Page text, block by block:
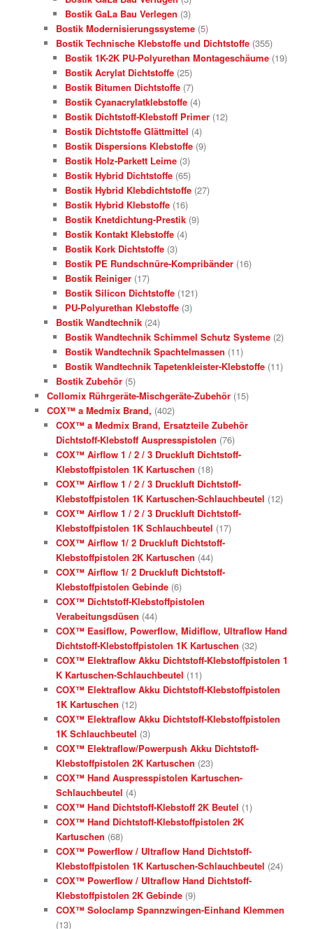
Bostik GaLa Bau Verlegen (3)
Bostik Modernisierungssysteme (5)
Bostik Technische Klebstoffe und Dichtstoffe (355)
Bostik 1K-2K PU-Polyurethan Montageschäume (19)
Bostik Acrylat Dichtstoffe (25)
Bostik Bitumen Dichtstoffe (7)
Bostik Cyanacrylatklebstoffe (4)
Bostik Dichtstoff-Klebstoff Primer (12)
Bostik Dichtstoffe Glättmittel (4)
Bostik Dispersions Klebstoffe (9)
Bostik Holz-Parkett Leime (3)
Bostik Hybrid Dichtstoffe (65)
Bostik Hybrid Klebdichtstoffe (27)
Bostik Hybrid Klebstoffe (16)
Bostik Knetdichtung-Prestik (9)
Bostik Kontakt Klebstoffe (4)
Bostik Kork Dichtstoffe (3)
Bostik PE Rundschnüre-Kompribänder (16)
Bostik Reiniger (17)
Bostik Silicon Dichtstoffe (121)
PU-Polyurethan Klebstoffe (3)
Bostik Wandtechnik (24)
Bostik Wandtechnik Schimmel Schutz Systeme (2)
Bostik Wandtechnik Spachtelmassen (11)
Bostik Wandtechnik Tapetenkleister-Klebstoffe (11)
Bostik Zubehör (5)
Collomix Rührgeräte-Mischgeräte-Zubehör (15)
COX™ a Medmix Brand, (402)
COX™ a Medmix Brand, Ersatzteile Zubehör
Dichtstoff-Klebstoff Auspresspistolen (76)
COX™ Airflow 1 / 2 / 3 Druckluft Dichtstoff-
Klebstoffpistolen 1K Kartuschen (18)
COX™ Airflow 1 / 2 / 3 Druckluft Dichtstoff-
Klebstoffpistolen 1K Kartuschen-Schlauchbeutel (12)
COX™ Airflow 1 / 2 / 3 Druckluft Dichtstoff-
Klebstoffpistolen 1K Schlauchbeutel (17)
COX™ Airflow 1/ 2 Druckluft Dichtstoff-
Klebstoffpistolen 2K Kartuschen (44)
COX™ Airflow 1/ 2 Druckluft Dichtstoff-
Klebstoffpistolen Gebinde (6)
COX™ Dichtstoff-Klebstoffpistolen
Verabeitungsdüsen (44)
COX™ Easiflow, Powerflow, Midiflow, Ultraflow Hand
Dichtstoff-Klebstoffpistolen 1K Kartuschen (32)
COX™ Elektraflow Akku Dichtstoff-Klebstoffpistolen 1
K Kartuschen-Schlauchbeutel (11)
COX™ Elektraflow Akku Dichtstoff-Klebstoffpistolen
1K Kartuschen (12)
COX™ Elektraflow Akku Dichtstoff-Klebstoffpistolen
1K Schlauchbeutel (3)
COX™ Elektraflow/Powerpush Akku Dichtstoff-
Klebstoffpistolen 2K Kartuschen (23)
COX™ Hand Auspresspistolen Kartuschen-
Schlauchbeutel (4)
COX™ Hand Dichtstoff-Klebstoff 2K Beutel (1)
COX™ Hand Dichtstoff-Klebstoffpistolen 2K
Kartuschen (68)
COX™ Powerflow / Ultraflow Hand Dichtstoff-
Klebstoffpistolen 1K Kartuschen-Schlauchbeutel (24)
COX™ Powerflow / Ultraflow Hand Dichtstoff-
Klebstoffpistolen 2K Gebinde (9)
COX™ Soloclamp Spannzwingen-Einhand Klemmen
(13)